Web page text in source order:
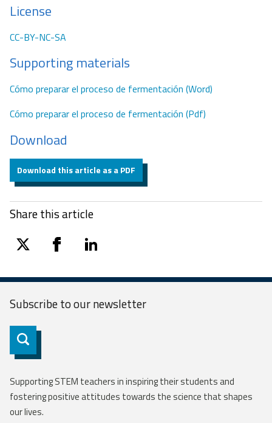
License
CC-BY-NC-SA
Supporting materials
Cómo preparar el proceso de fermentación (Word)
Cómo preparar el proceso de fermentación (Pdf)
Download
Download this article as a PDF
Share this article
twitter facebooklinkedin
Subscribe to ournewsletter
Subscribe
Supporting STEM teachers in inspiring their students and
fostering positive attitudes towards the science that shapes
our lives.